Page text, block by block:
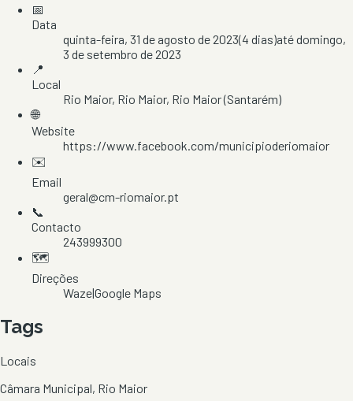
📅
Data
quinta-feira, 31 de agosto de 2023(4 dias)atédomingo,
3 de setembro de 2023
📍
Local
Rio Maior, Rio Maior, Rio Maior(Santarém)
🌐
Website
https://www.facebook.com/municipioderiomaior
✉️
Email
geral@cm-riomaior.pt
📞
Contacto
243999300
🗺️
Direções
Waze|Google Maps
Tags
Locais
Câmara Municipal, Rio Maior